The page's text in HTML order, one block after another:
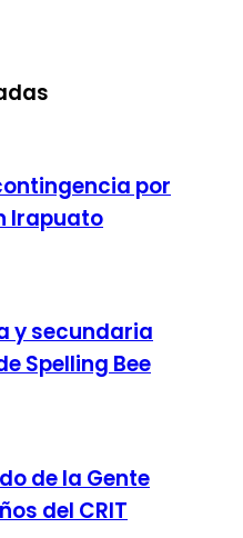
por
Irapuato
y secundaria
Spelling Bee
de la Gente
del CRIT